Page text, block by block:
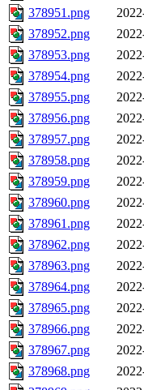
378951.png
378952.png
378953.png
378954.png
378955.png
378956.png
378957.png
378958.png
378959.png
378960.png
378961.png
378962.png
378963.png
378964.png
378965.png
378966.png
378967.png
378968.png